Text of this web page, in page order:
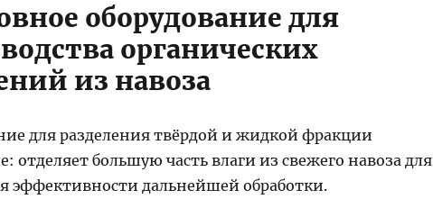
оборудование для
органических
из навоза
для разделения твёрдой и жидкой фракции
отделяет большую часть влаги из свежего навоза для
эффективности дальнейшей обработки.